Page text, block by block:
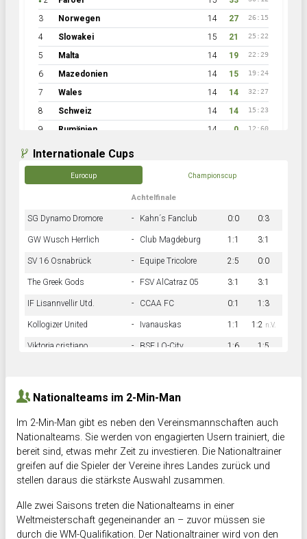
3 Norwegen 14 27 26:15
4 Slowakei 15 21 25:22
5 Malta 14 19 22:29
6 Mazedonien 14 15 19:24
7 Wales 14 14 32:27
8 Schweiz 14 14 15:23
9 Rumänien 14 0 12:60
Internationale Cups
Eurocup Championscup
Achtelfinale
SG Dynamo Dromore - Kahn´s Fanclub 0:0 0:3
GW Wusch Herrlich - Club Magdeburg 1:1 3:1
SV 16 Osnabrück - Equipe Tricolore 2:5 0:0
The Greek Gods - FSV AlCatraz 05 3:1 3:1
IF Lisannvellir Utd. - CCAA FC 0:1 1:3
Kollogizer United - Ivanauskas 1:1 1:2 n.V.
Viktoria cristiano - BSF LO-City 1:6 1:5
Nationalteams im 2-Min-Man
Im 2-Min-Man gibt es neben den Vereinsmannschaften auch
Nationalteams. Sie werden von engagierten Usern trainiert, die
bereit sind, etwas mehr Zeit zu investieren. Die Nationaltrainer
greifen auf die Spieler der Vereine ihres Landes zurück und
stellen daraus die stärkste Auswahl zusammen.
Alle zwei Saisons treten die Nationalteams in einer
Weltmeisterschaft gegeneinander an – zuvor müssen sie
durch die WM-Qualifikation. Der Nationaltrainer wird von den